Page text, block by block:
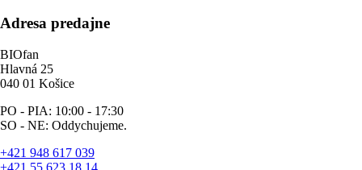
Adresa predajne
BIOfan
Hlavná 25
040 01 Košice
PO - PIA: 10:00 - 17:30
SO - NE: Oddychujeme.
+421 948 617 039
+421 55 623 18 14